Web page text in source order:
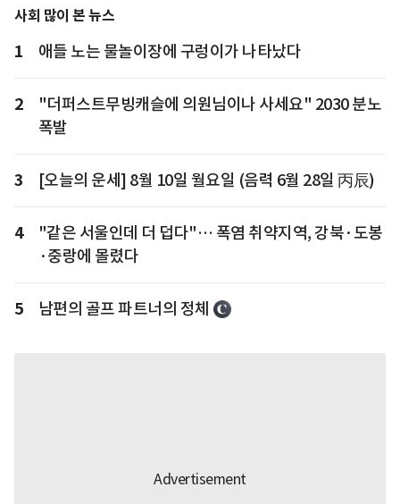
사회 많이 본 뉴스
1 애들 노는 물놀이장에 구렁이가 나타났다
2
"더퍼스트무빙캐슬에 의원님이나 사세요" 2030 분노
폭발
3 [오늘의 운세] 8월 10일 월요일 (음력 6월 28일 丙辰)
4
"같은 서울인데 더 덥다"… 폭염 취약지역, 강북·도봉
·중랑에 몰렸다
5 남편의 골프 파트너의 정체